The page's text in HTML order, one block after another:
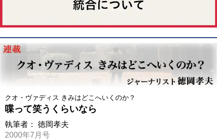
クオ・ヴァディス きみはどこへいくのか？
喋って笑うくらいなら
執筆者： 徳岡孝夫
2000年7月号